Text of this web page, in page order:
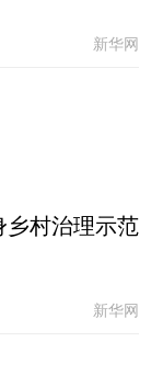
新华网
乡村治理示范
新华网